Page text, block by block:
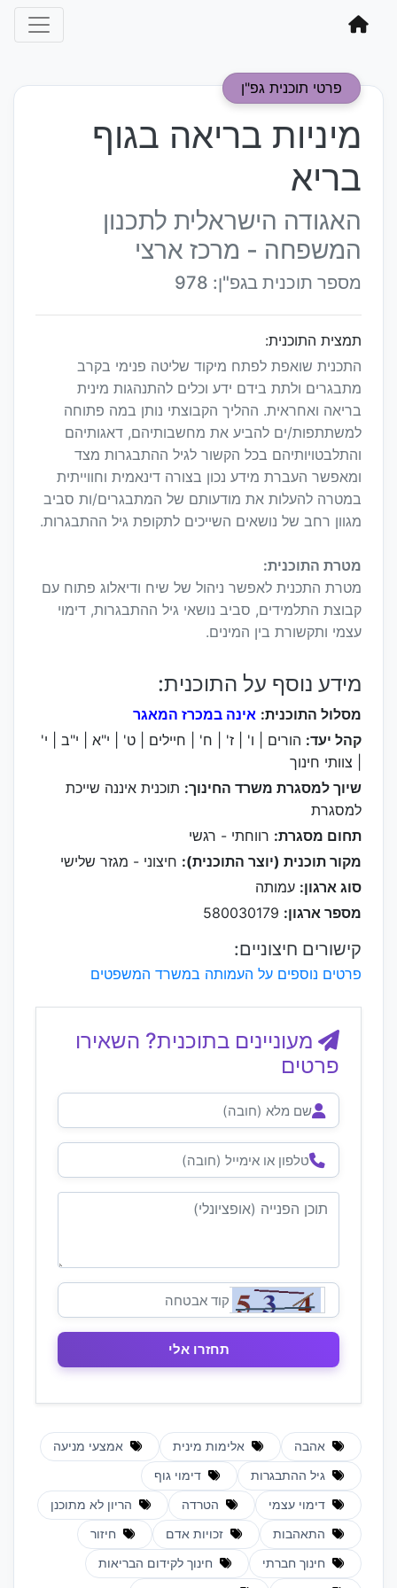
פרטי תוכנית גפ"ן
מיניות בריאה בגוף
בריא
האגודה הישראלית לתכנון
המשפחה - מרכז ארצי
מספר תוכנית בגפ"ן: 978
תמצית התוכנית:
התכנית שואפת לפתח מיקוד שליטה פנימי בקרב
מתבגרים ולתת בידם ידע וכלים להתנהגות מינית
בריאה ואחראית. ההליך הקבוצתי נותן במה פתוחה
למשתתפות/ים להביע את מחשבותיהם, דאגותיהם
והתלבטויותיהם בכל הקשור לגיל ההתבגרות מצד
ומאפשר העברת מידע נכון בצורה דינאמית וחווייתית
במטרה להעלות את מודעותם של המתבגרים/ות סביב
מגוון רחב של נושאים השייכים לתקופת גיל ההתבגרות.
מטרת התוכנית:
מטרת התכנית לאפשר ניהול של שיח ודיאלוג פתוח עם
קבוצת התלמידים, סביב נושאי גיל ההתבגרות, דימוי
עצמי ותקשורת בין המינים.
מידע נוסף על התוכנית:
מסלול התוכנית: אינה במכרז המאגר
קהל יעד: הורים | ו' | ז' | ח' | חיילים | ט' | י"א | י"ב | י'
| צוותי חינוך
שיוך למסגרת משרד החינוך: תוכנית איננה שייכת
למסגרת
תחום מסגרת: רווחתי - רגשי
מקור תוכנית (יוצר התוכנית): חיצוני - מגזר שלישי
סוג ארגון: עמותה
מספר ארגון:
קישורים חיצוניים:
פרטים נוספים על העמותה במשרד המשפטים
מעוניינים בתוכנית? השאירו
פרטים
אהבה אלימות מינית אמצעי מניעה
גיל ההתבגרות דימוי גוף
דימוי עצמי הטרדה הריון לא מתוכנן
התאהבות זכויות אדם חיזור
חינוך חברתי חינוך לקידום הבריאות